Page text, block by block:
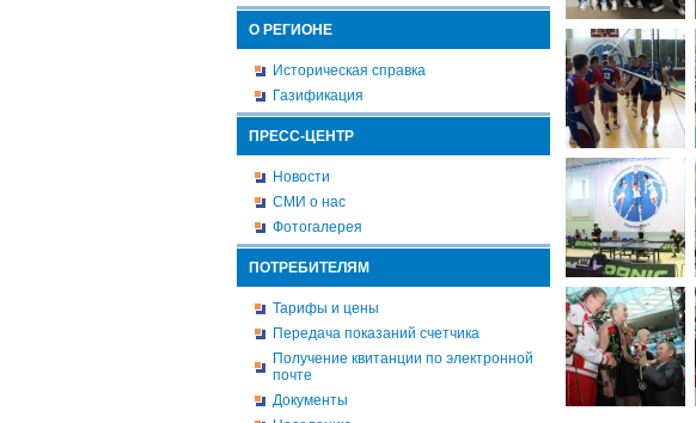
О РЕГИОНЕ
Историческая справка
Газификация
ПРЕСС-ЦЕНТР
Новости
СМИ о нас
Фотогалерея
ПОТРЕБИТЕЛЯМ
Тарифы и цены
Передача показаний счетчика
Получение квитанции по электронной
почте
Документы